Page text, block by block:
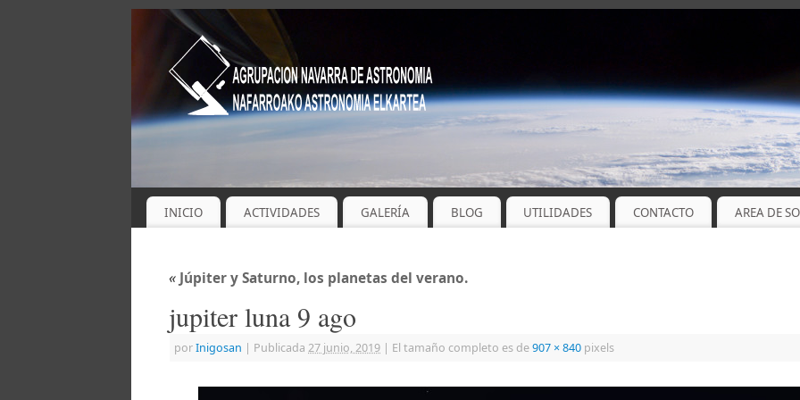
INICIO ACTIVIDADES GALERÍA BLOG UTILIDADES CONTACTO AREA DE
« Júpiter y Saturno, los planetas del verano.
jupiter luna 9 ago
porInigosan | Publicada 27 junio, 2019 | El tamaño completo es de907 × 840 pixels